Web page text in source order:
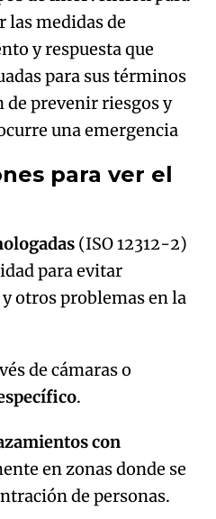
las medidas de
y respuesta que
para sus términos
prevenir riesgos y
una emergencia
para ver el
(ISO 12312-2)
para evitar
otros problemas en la
de cámaras o
.
con
en zonas donde se
de personas.